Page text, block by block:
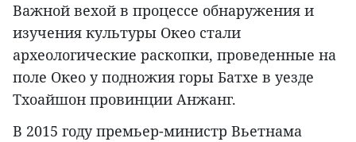
Важной вехой в процессе обнаружения и
изучения культуры Окео стали
археологические раскопки, проведенные на
поле Окео у подножия горы Батхе в уезде
Тхоайшон провинции Анжанг.
В 2015 году премьер-министр Вьетнама